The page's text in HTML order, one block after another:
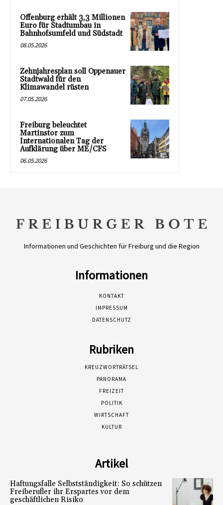
Offenburg erhält 3,3 Millionen
Euro für Stadtumbau in
Bahnhofsumfeld und Südstadt
08.05.2026
Zehnjahresplan soll Oppenauer
Stadtwald für den
Klimawandel rüsten
07.05.2026
Freiburg beleuchtet
Martinstor zum
Internationalen Tag der
Aufklärung über ME/CFS
06.05.2026
Informationen und Geschichten für Freiburg und die Region
Informationen
KONTAKT
IMPRESSUM
DATENSCHUTZ
Rubriken
KREUZWORTRÄTSEL
PANORAMA
FREIZEIT
POLITIK
WIRTSCHAFT
KULTUR
Artikel
Haftungsfalle Selbstständigkeit: So schützen
Freiberufler ihr Erspartes vor dem
geschäftlichen Risiko